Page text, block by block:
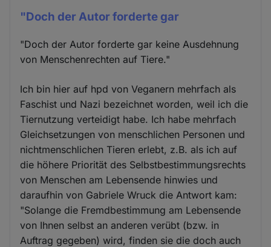
"Doch der Autor forderte gar
"Doch der Autor forderte gar keine Ausdehnung
von Menschenrechten auf Tiere."
Ich bin hier auf hpd von Veganern mehrfach als
Faschist und Nazi bezeichnet worden, weil ich die
Tiernutzung verteidigt habe. Ich habe mehrfach
Gleichsetzungen von menschlichen Personen und
nichtmenschlichen Tieren erlebt, z.B. als ich auf
die höhere Priorität des Selbstbestimmungsrechts
von Menschen am Lebensende hinwies und
daraufhin von Gabriele Wruck die Antwort kam:
"Solange die Fremdbestimmung am Lebensende
von Ihnen selbst an anderen verübt (bzw. in
Auftrag gegeben) wird, finden sie die doch auch